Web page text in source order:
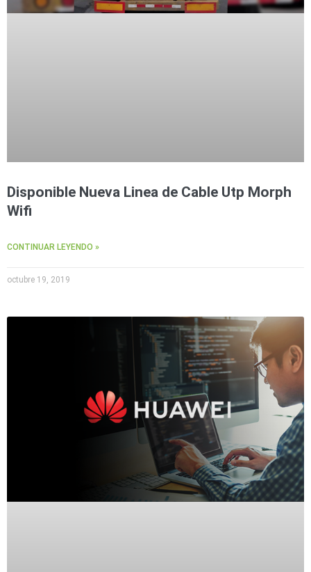
Disponible Nueva Linea de Cable Utp Morph
Wifi
CONTINUAR LEYENDO »
octubre 19, 2019